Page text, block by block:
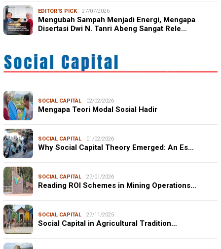
EDITOR'S PICK 27/07/2026
Mengubah Sampah Menjadi Energi, Mengapa
Disertasi Dwi N. Tanri Abeng Sangat Rele…
SOCIAL CAPITAL 02/02/2026
Mengapa Teori Modal Sosial Hadir
SOCIAL CAPITAL 01/02/2026
Why Social Capital Theory Emerged: An Es…
SOCIAL CAPITAL 27/01/2026
Reading ROI Schemes in Mining Operations…
SOCIAL CAPITAL 27/11/2025
Social Capital in Agricultural Tradition…